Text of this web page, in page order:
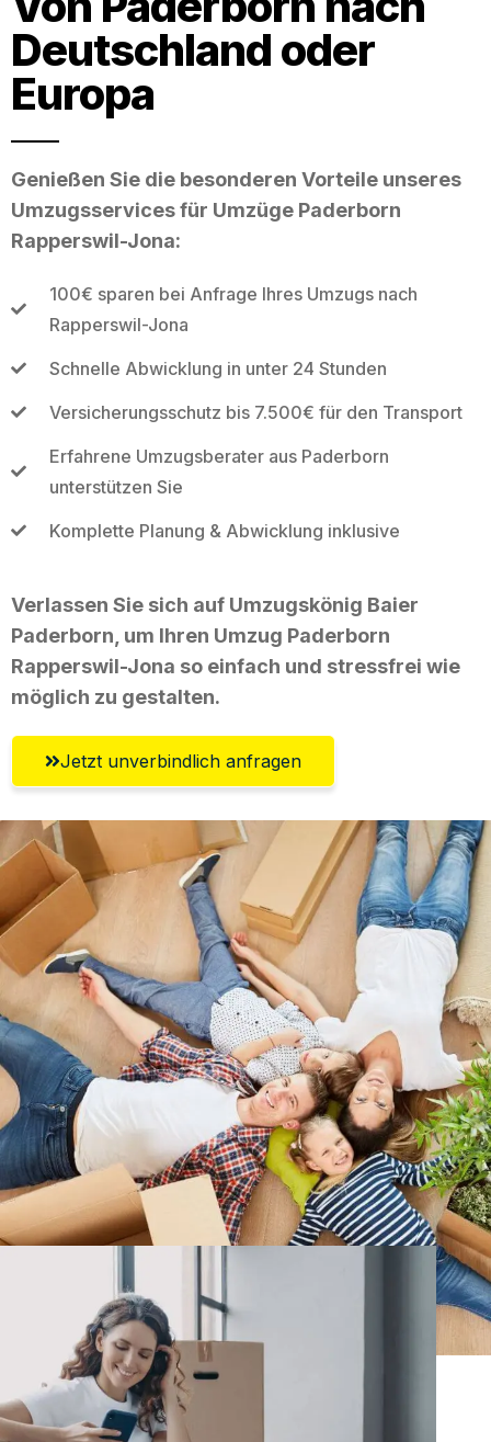
Deutschland oder
Europa
Genießen Sie die besonderen Vorteile unseres
Umzugsservices für Umzüge Paderborn
Rapperswil-Jona:
100€ sparen bei Anfrage Ihres Umzugs nach
Rapperswil-Jona
Schnelle Abwicklung in unter 24 Stunden
Versicherungsschutz bis 7.500€ für den Transport
Erfahrene Umzugsberater aus Paderborn
unterstützen Sie
Komplette Planung & Abwicklung inklusive
Verlassen Sie sich auf Umzugskönig Baier
Paderborn, um Ihren Umzug Paderborn
Rapperswil-Jona so einfach und stressfrei wie
möglich zu gestalten.
Jetzt unverbindlich anfragen